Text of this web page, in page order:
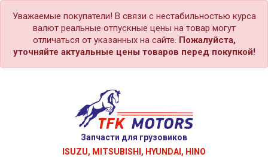
Уважаемые покупатели! В связи с нестабильностью курса
валют реальные отпускные цены на товар могут
отличаться от указанных на сайте. Пожалуйста,
уточняйте актуальные цены товаров перед покупкой!
Запчасти для грузовиков
ISUZU, MITSUBISHI, HYUNDAI, HINO